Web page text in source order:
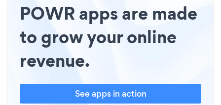
POWR apps are made
to grow your online
revenue.
See apps in action